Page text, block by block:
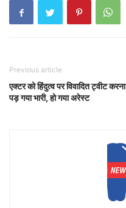
Previous article
एक्टर को हिंदुत्व पर विवादित ट्वीट करना
पड़ गया भारी, हो गया अरेस्ट